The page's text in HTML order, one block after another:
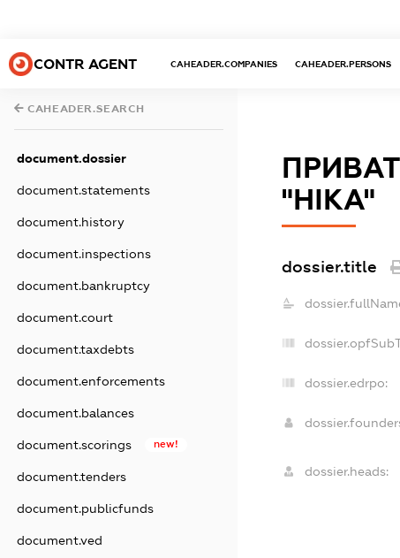
CONTR AGENT CAHEADER.COMPANIES CAHEADER.PERSONS
CAHEADER.SEARCH
document.dossier
document.statements
document.history
document.inspections
document.bankruptcy
document.court
document.taxdebts
document.enforcements
document.balances
document.scorings new!
document.tenders
document.publicfunds
document.ved
"НІКА"
dossier.title
dossier.edrpo:
dossier.heads: